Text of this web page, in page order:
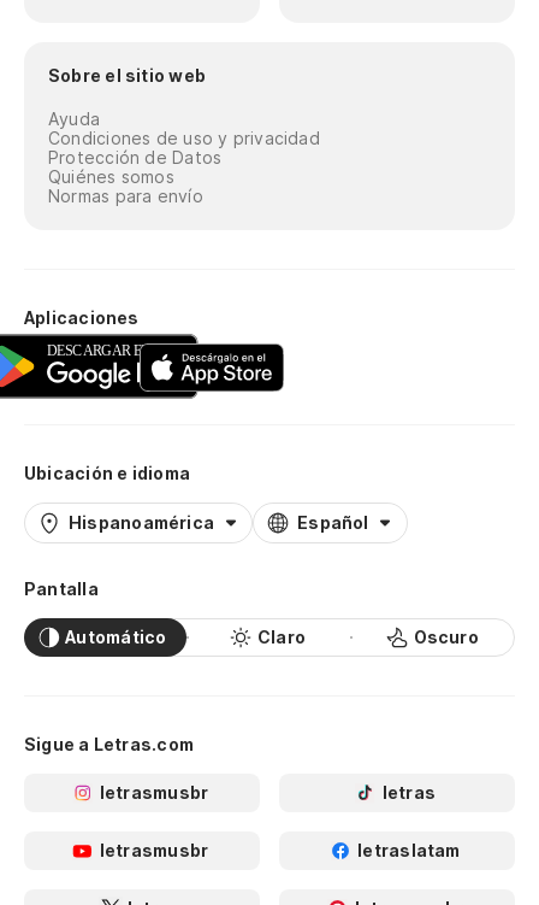
Sobre el sitio web
Ayuda
Condiciones de uso y privacidad
Protección de Datos
Quiénes somos
Normas para envío
Aplicaciones
Ubicación e idioma
Hispanoamérica Español
Pantalla
Automático Claro Oscuro
Sigue a Letras.com
letrasmusbr letras
letrasmusbr letraslatam